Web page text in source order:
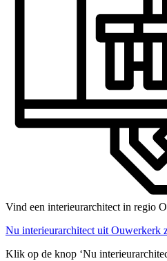
Vind een interieurarchitect in regio
Nu interieurarchitect uit Ouwerkerk
Klik op de knop ‘Nu